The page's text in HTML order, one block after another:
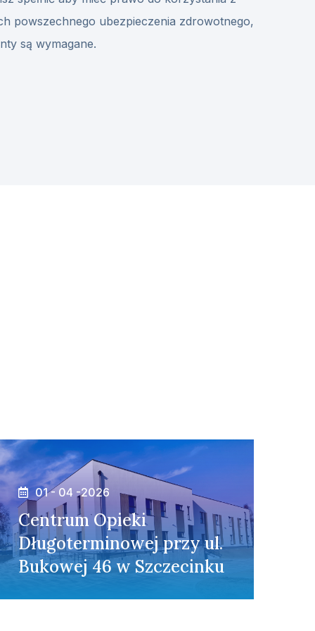
powszechnego ubezpieczenia zdrowotnego,
są wymagane.
01 - 04 -2026
Centrum Opieki
Długoterminowej przy ul.
Bukowej 46 w Szczecinku